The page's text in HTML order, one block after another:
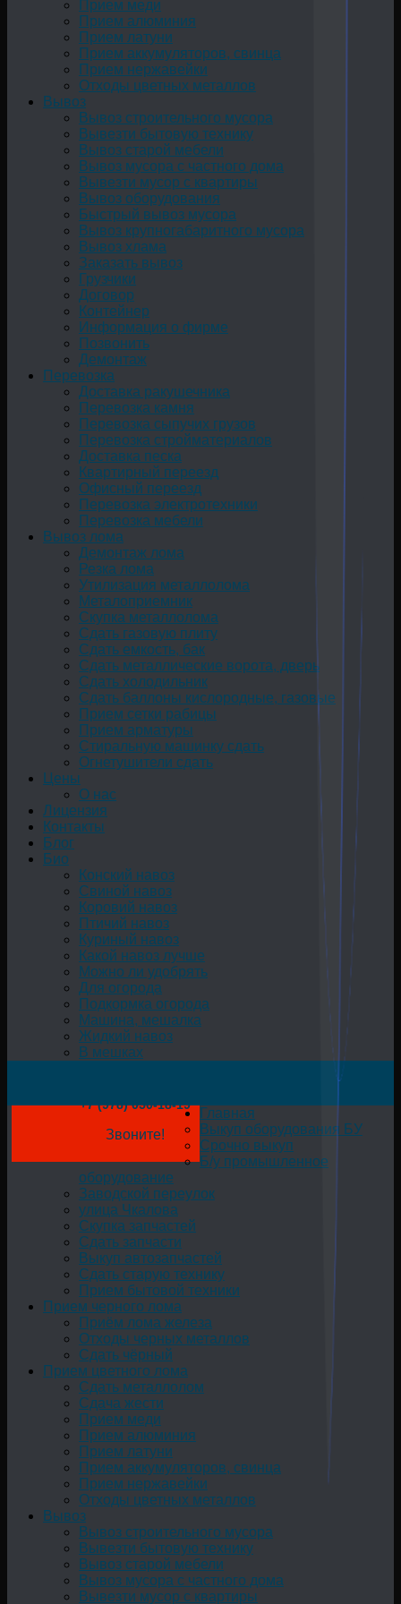
Прием меди
Прием алюминия
Прием латуни
Прием аккумуляторов, свинца
Прием нержавейки
Отходы цветных металлов
Вывоз
Вывоз строительного мусора
Вывезти бытовую технику
Вывоз старой мебели
Вывоз мусора с частного дома
Вывезти мусор с квартиры
Вывоз оборудования
Быстрый вывоз мусора
Вывоз крупногабаритного мусора
Вывоз хлама
Заказать вывоз
Грузчики
Договор
Контейнер
Информация о фирме
Позвонить
Демонтаж
Перевозка
Доставка ракушечника
Перевозка камня
Перевозка сыпучих грузов
Перевозка стройматериалов
Доставка песка
Квартирный переезд
Офисный переезд
Перевозка электротехники
Перевозка мебели
Вывоз лома
Демонтаж лома
Резка лома
Утилизация металлолома
Металоприемник
Скупка металлолома
Сдать газовую плиту
Сдать емкость, бак
Cдать металлические ворота, дверь
Сдать холодильник
Сдать баллоны кислородные, газовые
Прием сетки рабицы
Прием арматуры
Стиральную машинку сдать
Огнетушители сдать
Цены
О нас
Лицензия
Контакты
Блог
Био
Конский навоз
Свиной навоз
Коровий навоз
Птичий навоз
Куриный навоз
Какой навоз лучше
Можно ли удобрять
Для огорода
Подкормка огорода
Машина, мешалка
Жидкий навоз
В мешках
+7 (978) 050-18-19
Звоните!
Главная
Выкуп оборудования БУ
Срочно выкуп
Б/у промышленное
оборудование
Заводской переулок
улица Чкалова
Скупка запчастей
Сдать запчасти
Выкуп автозапчастей
Сдать старую технику
Прием бытовой техники
Прием черного лома
Приём лома железа
Отходы черных металлов
Сдать чёрный
Прием цветного лома
Сдать металлолом
Сдача жести
Прием меди
Прием алюминия
Прием латуни
Прием аккумуляторов, свинца
Прием нержавейки
Отходы цветных металлов
Вывоз
Вывоз строительного мусора
Вывезти бытовую технику
Вывоз старой мебели
Вывоз мусора с частного дома
Вывезти мусор с квартиры